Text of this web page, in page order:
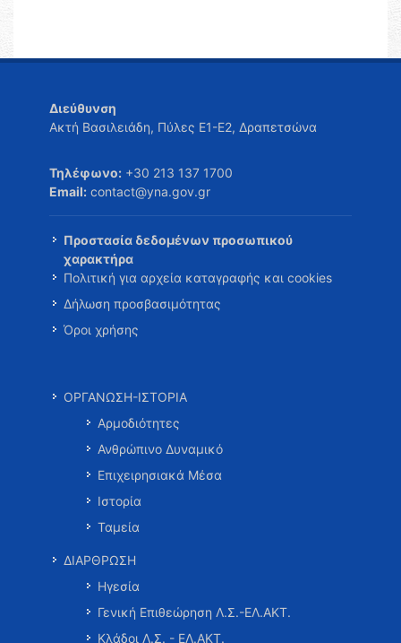
Διεύθυνση
Ακτή Βασιλειάδη, Πύλες Ε1-Ε2, Δραπετσώνα
Τηλέφωνο: +30 213 137 1700
Email: contact@yna.gov.gr
Προστασία δεδομένων προσωπικού
χαρακτήρα
Πολιτική για αρχεία καταγραφής και cookies
Δήλωση προσβασιμότητας
Όροι χρήσης
ΟΡΓΑΝΩΣΗ-ΙΣΤΟΡΙΑ
Αρμοδιότητες
Ανθρώπινο Δυναμικό
Επιχειρησιακά Μέσα
Ιστορία
Ταμεία
ΔΙΑΡΘΡΩΣΗ
Ηγεσία
Γενική Επιθεώρηση Λ.Σ.-ΕΛ.ΑΚΤ.
Κλάδοι Λ.Σ. - ΕΛ.ΑΚΤ.